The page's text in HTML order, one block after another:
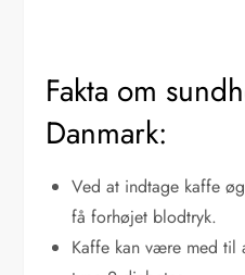
Fakta om
Danmark:
Ved at indtage kaffe
få forhøjet blodtryk.
Kaffe kan være med til